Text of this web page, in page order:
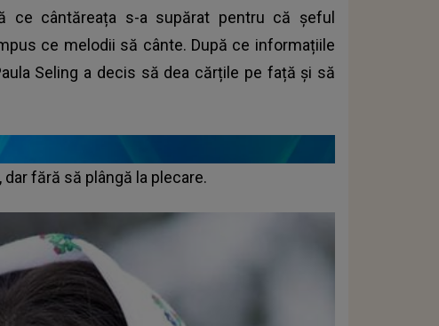
ce cântăreața s-a supărat pentru că șeful
ce melodii să cânte. După ce informațiile
Seling a decis să dea cărțile pe față și să
fără să plângă la plecare.